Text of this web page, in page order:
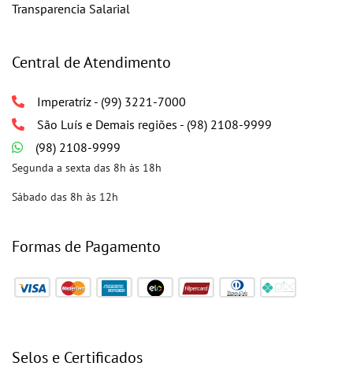
Transparencia Salarial
Central de Atendimento
Imperatriz - (99) 3221-7000
São Luís e Demais regiões - (98) 2108-9999
(98) 2108-9999
Segunda a sexta das 8h às 18h
Sábado das 8h às 12h
Formas de Pagamento
Selos e Certificados